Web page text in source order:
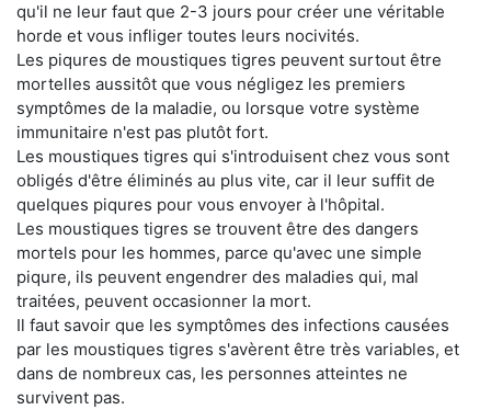
qu'il ne leur faut que 2-3 jours pour créer une véritable
horde et vous infliger toutes leurs nocivités.
Les piqures de moustiques tigres peuvent surtout être
mortelles aussitôt que vous négligez les premiers
symptômes de la maladie, ou lorsque votre système
immunitaire n'est pas plutôt fort.
Les moustiques tigres qui s'introduisent chez vous sont
obligés d'être éliminés au plus vite, car il leur suffit de
quelques piqures pour vous envoyer à l'hôpital.
Les moustiques tigres se trouvent être des dangers
mortels pour les hommes, parce qu'avec une simple
piqure, ils peuvent engendrer des maladies qui, mal
traitées, peuvent occasionner la mort.
Il faut savoir que les symptômes des infections causées
par les moustiques tigres s'avèrent être très variables, et
dans de nombreux cas, les personnes atteintes ne
survivent pas.